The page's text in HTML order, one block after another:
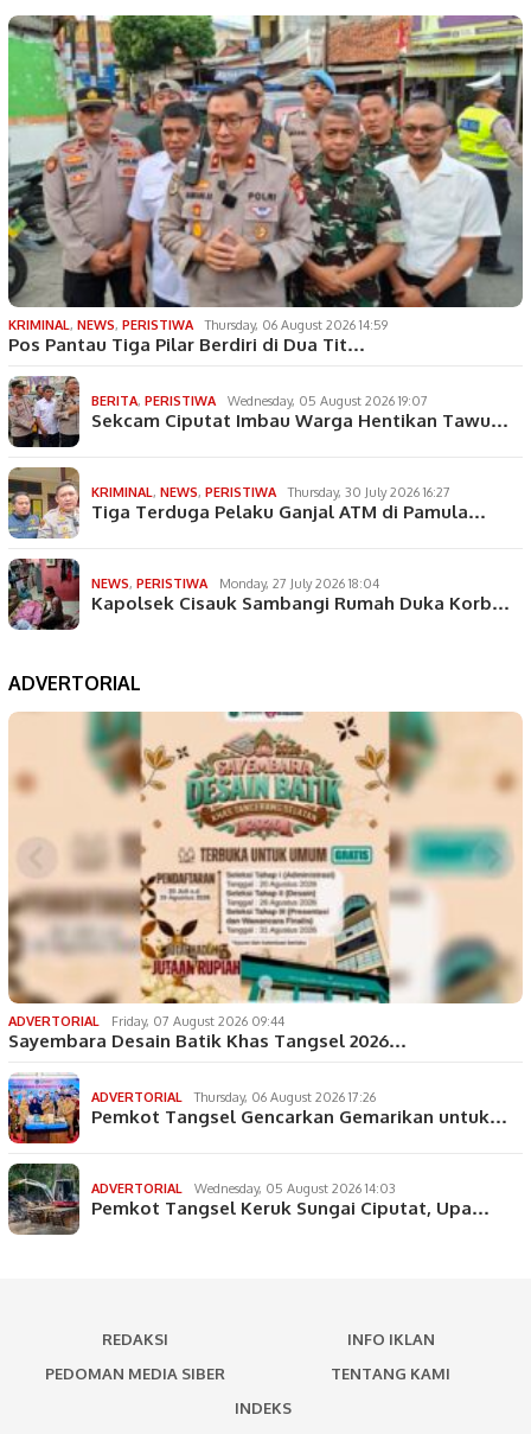
KRIMINAL, NEWS, PERISTIWA Thursday, 06 August 2026 14:59
Pos Pantau Tiga Pilar Berdiri di Dua Tit…
BERITA, PERISTIWA Wednesday, 05 August 2026 19:07
Sekcam Ciputat Imbau Warga Hentikan Tawu…
KRIMINAL, NEWS, PERISTIWA Thursday, 30 July 2026 16:27
Tiga Terduga Pelaku Ganjal ATM di Pamula…
NEWS, PERISTIWA Monday, 27 July 2026 18:04
Kapolsek Cisauk Sambangi Rumah Duka Korb…
ADVERTORIAL
ADVERTORIAL Friday, 07 August 2026 09:44
Sayembara Desain Batik Khas Tangsel 2026…
ADVERTORIAL Thursday, 06 August 2026 17:26
Pemkot Tangsel Gencarkan Gemarikan untuk…
ADVERTORIAL Wednesday, 05 August 2026 14:03
Pemkot Tangsel Keruk Sungai Ciputat, Upa…
REDAKSI
INFO IKLAN
PEDOMAN MEDIA SIBER
TENTANG KAMI
INDEKS